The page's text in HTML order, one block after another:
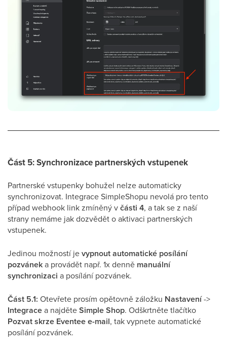
Část 5: Synchronizace partnerských vstupenek
Partnerské vstupenky bohužel nelze automaticky
synchronizovat. Integrace SimpleShopu nevolá pro tento
případ webhook link zmíněný včásti 4, a tak se z naší
strany nemáme jak dozvědět o aktivaci partnerských
vstupenek.
Jedinou možností jevypnout automatické posílání
pozváneka provádět např. 1x denně manuální
synchronizaci a posílání pozvánek.
Část 5.1: Otevřete prosím opětovně záložku Nastavení->
Integracea najděteSimple Shop. Odškrtněte tlačítko
Pozvat skrze Eventee e-mail, tak vypnete automatické
posílání pozvánek.